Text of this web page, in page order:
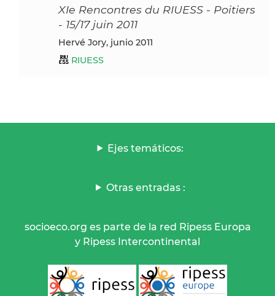
XIe Rencontres du RIUESS - Poitiers
- 15/17 juin 2011
Hervé Jory, junio 2011
RIUESS
Ejes temáticos:
Otras entradas :
socioeco.org es parte de la red Ripess Europa
y Ripess Intercontinental